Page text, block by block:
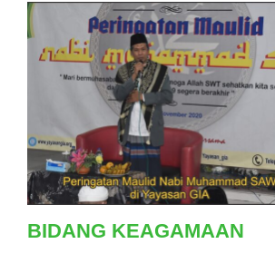
BIDANG KEAGAMAAN